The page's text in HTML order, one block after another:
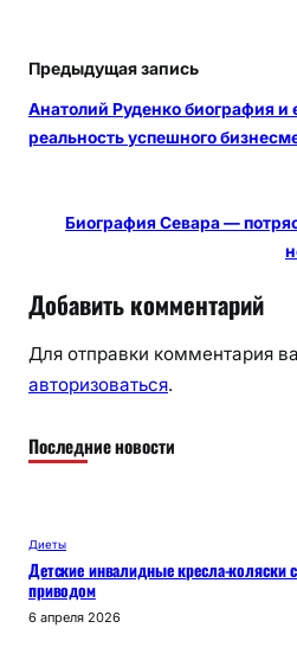
Предыдущая запись
Анатолий Руденко биография и
реальность успешного
Биография Севара —
Добавить комментарий
Для отправки комментария
авторизоваться.
Последние новости
Диеты
Детские инвалидные кресла-коляски
приводом
6 апреля 2026